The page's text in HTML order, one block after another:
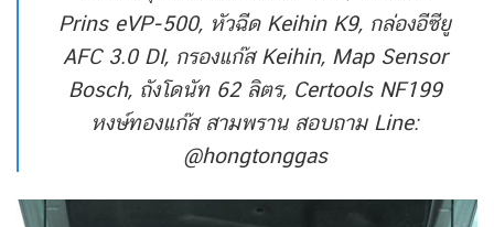
Prins eVP-500, หัวฉีด Keihin K9, กล่องอีซียู
AFC 3.0 DI, กรองแก๊ส Keihin, Map Sensor
Bosch, ถังโดนัท 62 ลิตร, Certools NF199
หงษ์ทองแก๊ส สามพราน สอบถาม Line:
@hongtonggas